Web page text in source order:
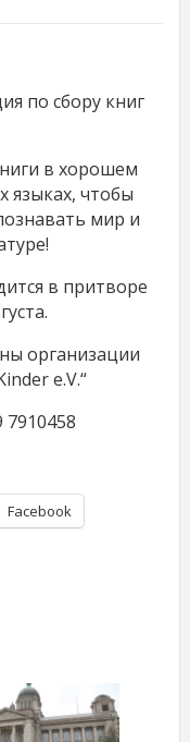
по сбору книг
в хорошем
языках, чтобы
мир и
в притворе
организации
e.V.“
Facebook